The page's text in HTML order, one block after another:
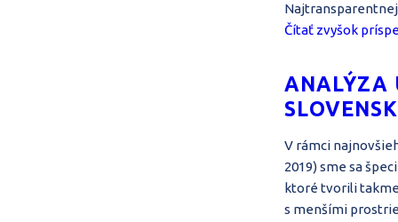
Čítať zvyšok
ANALÝZA
V rámci
2019) sme sa
ktoré tvorili
s menšími